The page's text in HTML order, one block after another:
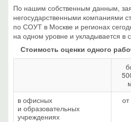
По нашим собственным данным,
негосударственными компаниями
по СОУТ в Москве и регионах
на одном уровне и укладывается
Стоимость оценки одного
в офисных
и образовательных
учреждениях